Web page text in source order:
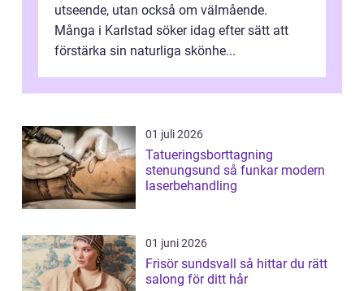
utseende, utan också om välmående.
Många i Karlstad söker idag efter sätt att
förstärka sin naturliga skönhe...
01 juli 2026
Tatueringsborttagning
stenungsund så funkar modern
laserbehandling
01 juni 2026
Frisör sundsvall så hittar du rätt
salong för ditt hår